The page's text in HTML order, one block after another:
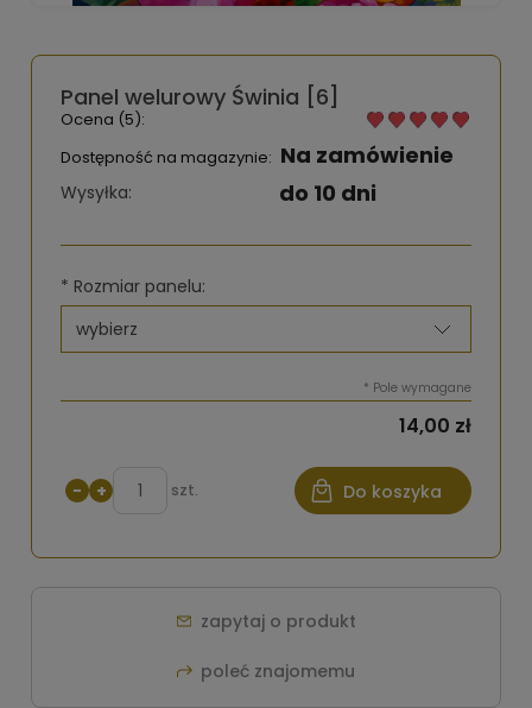
Panel welurowy Świnia [6]
Ocena (5):
Dostępność na magazynie: Na zamówienie
Wysyłka: do 10 dni
* Rozmiar panelu:
* Pole wymagane
14,00 zł
− + szt. Do koszyka
zapytaj o produkt
poleć znajomemu